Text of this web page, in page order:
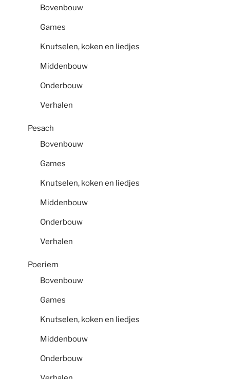
Bovenbouw
Games
Knutselen, koken en liedjes
Middenbouw
Onderbouw
Verhalen
Pesach
Bovenbouw
Games
Knutselen, koken en liedjes
Middenbouw
Onderbouw
Verhalen
Poeriem
Bovenbouw
Games
Knutselen, koken en liedjes
Middenbouw
Onderbouw